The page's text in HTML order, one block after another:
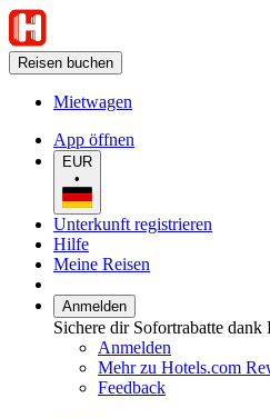
Reisen buchen
Mietwagen
App öffnen
EUR
•
Unterkunft registrieren
Hilfe
Meine Reisen
Anmelden
Sichere dir Sofortrabatte
Anmelden
Mehr zu Hotels.com
Feedback